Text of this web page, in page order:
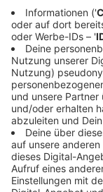
Kaffeesatz, all
Haushalten ab
vergangenen
bestellte
weist auch
möchte, auch
Ein
appelliert sie
verpackt, auch
Maisstärke
bessere Wahl,